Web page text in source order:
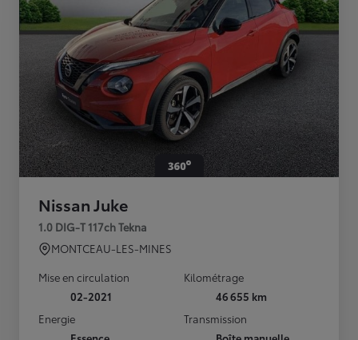
Nissan Juke
1.0 DIG-T 117ch Tekna
MONTCEAU-LES-MINES
Mise en circulation
02-2021
Kilométrage
46 655 km
Energie
Transmission